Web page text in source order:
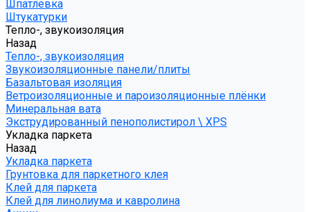
Шпатлевка
Штукатурки
Тепло-, звукоизоляция
Назад
Тепло-, звукоизоляция
Звукоизоляционные панели/плиты
Базальтовая изоляция
Ветроизоляционные и пароизоляционные плёнки
Минеральная вата
Экструдированный пенополистирол \ XPS
Укладка паркета
Назад
Укладка паркета
Грунтовка для паркетного клея
Клей для паркета
Клей для линолиума и кавролина